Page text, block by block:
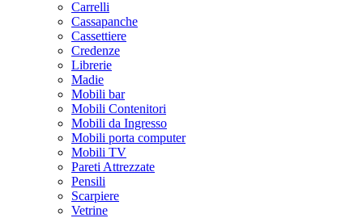
Carrelli
Cassapanche
Cassettiere
Credenze
Librerie
Madie
Mobili bar
Mobili Contenitori
Mobili da Ingresso
Mobili porta computer
Mobili TV
Pareti Attrezzate
Pensili
Scarpiere
Vetrine